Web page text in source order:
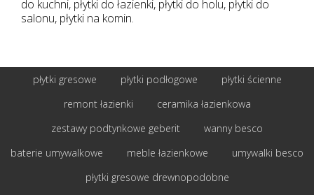
do kuchni, płytki do łazienki, płytki do holu, płytki do
salonu, płytki na komin.
płytki gresowe płytki podłogowe
płytki ścienne
remont łazienki
ceramika łazienkowa
zestawy podtynkowe geberit
wanny besco
baterie umywalkowe
meble łazienkowe
umywalki besco
płytki gresowe drewnopodobne